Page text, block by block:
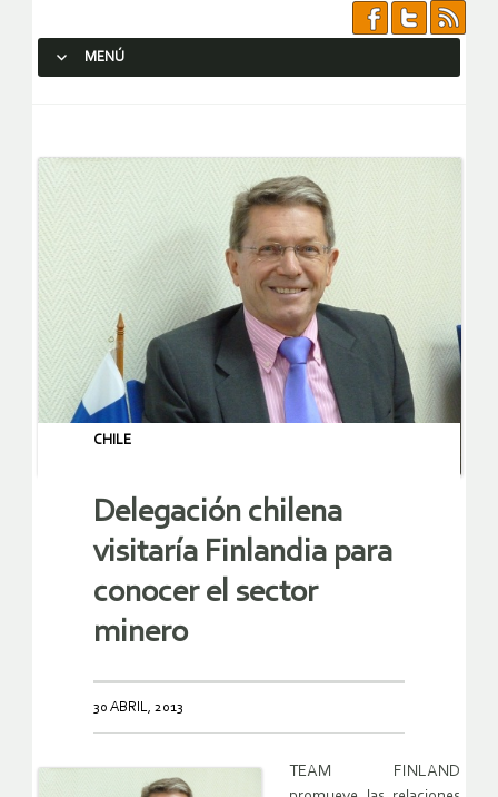
MENÚ
CHILE
Delegación chilena
visitaría Finlandia para
conocer el sector
minero
30 ABRIL, 2013
TEAM FINLAND